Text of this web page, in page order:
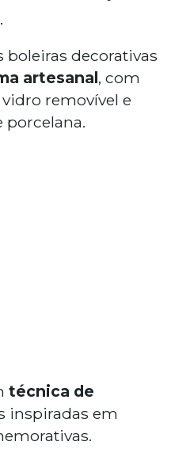
boleiras decorativas
artesanal, com
removível e
técnica de
inspiradas em